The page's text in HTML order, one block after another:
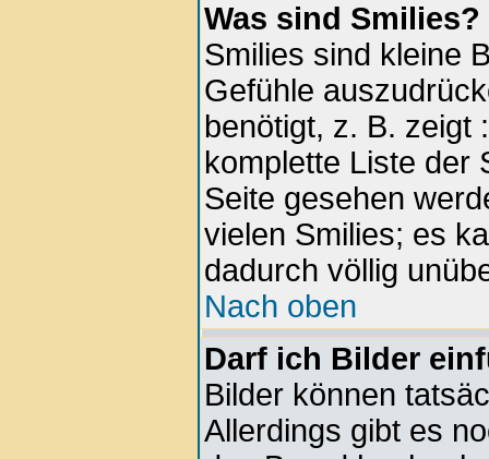
Was sind Smilies?
Smilies sind kleine
Gefühle
benötigt, z. B. zeigt
komplette Liste der
Seite gesehen
vielen Smilies; es
dadurch völlig
Nach oben
Darf ich Bilder
Bilder können
Allerdings gibt es